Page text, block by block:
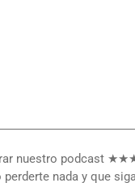
nuestro podcast
nada y que